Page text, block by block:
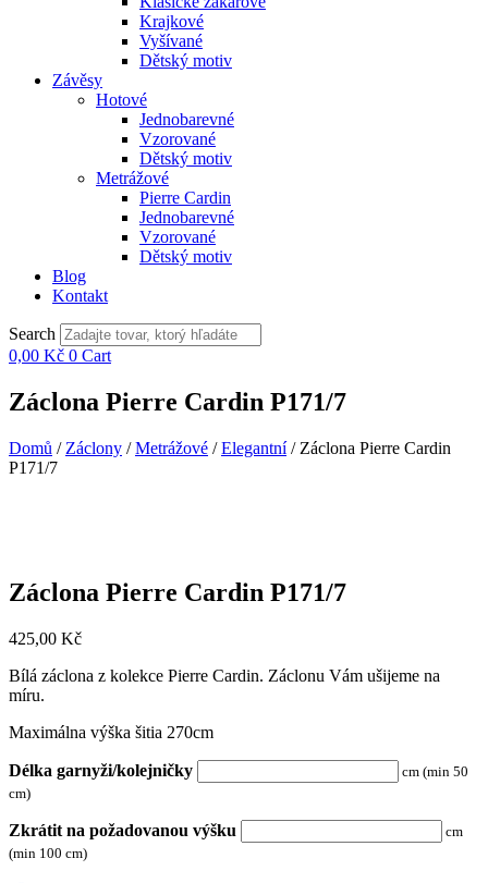
Krajkové
Vyšívané
Dětský motiv
Závěsy
Hotové
Jednobarevné
Vzorované
Dětský motiv
Metrážové
Pierre Cardin
Jednobarevné
Vzorované
Dětský motiv
Blog
Kontakt
Search
0,00 Kč 0 Cart
Záclona Pierre Cardin P171/7
Domů / Záclony /Metrážové /Elegantní/ Záclona Pierre Cardin
P171/7
Záclona Pierre Cardin P171/7
425,00 Kč
Bílá záclona z kolekce Pierre Cardin. Záclonu Vám ušijeme na
míru.
Maximálna výška šitia 270cm
Délka garnyži/kolejničky
cm (min 50
cm)
Zkrátit na požadovanou výšku
cm
(min 100 cm)